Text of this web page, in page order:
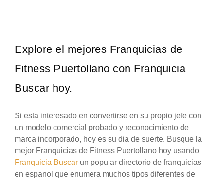
Explore el mejores Franquicias de
Fitness Puertollano con Franquicia
Buscar hoy.
Si esta interesado en convertirse en su propio jefe con
un modelo comercial probado y reconocimiento de
marca incorporado, hoy es su dia de suerte. Busque la
mejor Franquicias de Fitness Puertollano hoy usando
Franquicia Buscar un popular directorio de franquicias
en espanol que enumera muchos tipos diferentes de